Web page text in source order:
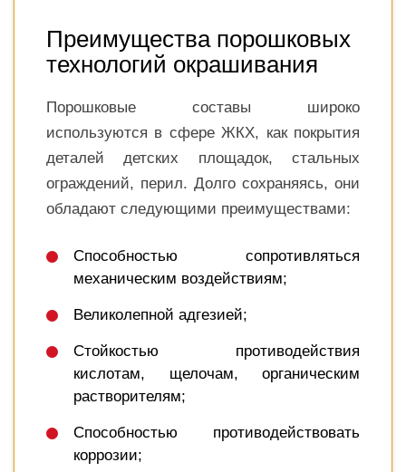
Преимущества порошковых
технологий окрашивания
Порошковые составы широко
используются в сфере ЖКХ, как покрытия
деталей детских площадок, стальных
ограждений, перил. Долго сохраняясь, они
обладают следующими преимуществами:
Способностью сопротивляться
механическим воздействиям;
Великолепной адгезией;
Стойкостью противодействия
кислотам, щелочам, органическим
растворителям;
Способностью противодействовать
коррозии;